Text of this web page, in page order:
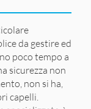
da gestire ed
poco tempo a
sicurezza non
non si ha,
capelli.